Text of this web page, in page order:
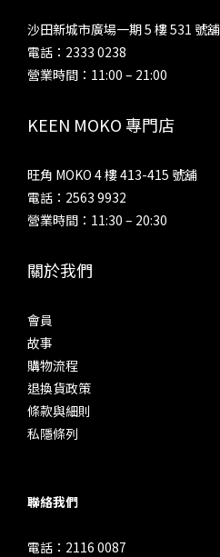
沙田新城市廣場一期 5 樓 531 號舖
電話：2333 0238
營業時間：11:00 – 21:00
KEEN MOKO 專門店
旺角 MOKO 4 樓 413-415 號舖
電話：2563 9932
營業時間：11:30 – 20:30
關於我們
會員
故事
購物流程
退換貨政策
條款與細則
私隱條列
聯絡我們
電話：2116 0087